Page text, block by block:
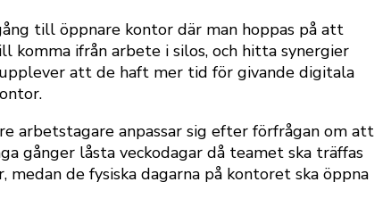
till öppnare kontor där man hoppas på att
komma ifrån arbete i silos, och hitta synergier
att de haft mer tid för givande digitala
arbetstagare anpassar sig efter förfrågan om att
gånger låsta veckodagar då teamet ska träffas
de fysiska dagarna på kontoret ska öppna